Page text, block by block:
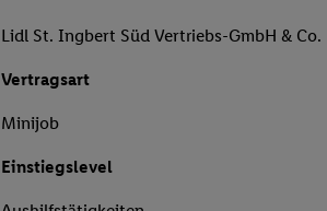
Lidl St. Ingbert Süd Vertriebs-GmbH & Co.
Vertragsart
Minijob
Einstiegslevel